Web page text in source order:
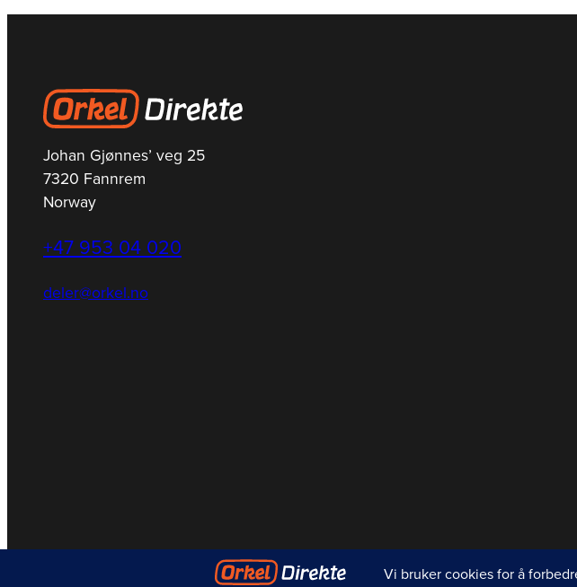
Johan Gjønnes’ veg 25
7320 Fannrem
Norway
+47 953 04 020
deler@orkel.no